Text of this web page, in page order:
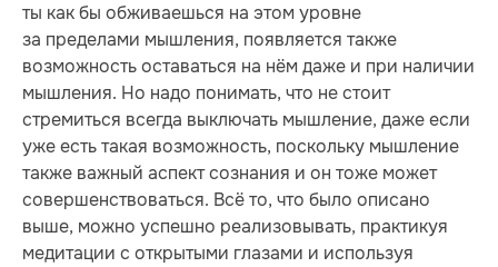
ты как бы обживаешься на этом уровне
за пределами мышления, появляется также
возможность оставаться на нём даже и при наличии
мышления. Но надо понимать, что не стоит
стремиться всегда выключать мышление, даже если
уже есть такая возможность, поскольку мышление
также важный аспект сознания и он тоже может
совершенствоваться. Всё то, что было описано
выше, можно успешно реализовывать, практикуя
медитации с открытыми глазами и используя